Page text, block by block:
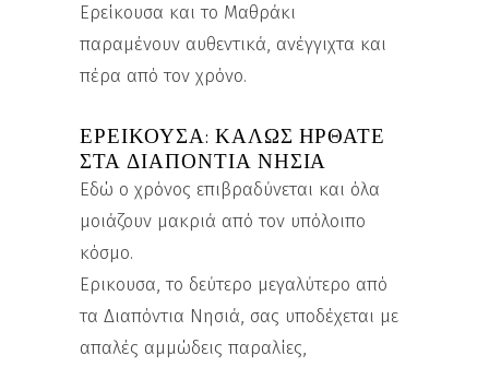
Ερείκουσα και το Μαθράκι
παραμένουν αυθεντικά, ανέγγιχτα και
πέρα από τον χρόνο.
ΕΡΕΊΚΟΥΣΑ: ΚΑΛΏΣ ΉΡΘΑΤΕ
ΣΤΑ ΔΙΑΠΌΝΤΙΑ ΝΗΣΙΆ
Εδώ ο χρόνος επιβραδύνεται και όλα
μοιάζουν μακριά από τον υπόλοιπο
κόσμο.
Ερικουσα, το δεύτερο μεγαλύτερο από
τα Διαπόντια Νησιά, σας υποδέχεται με
απαλές αμμώδεις παραλίες,